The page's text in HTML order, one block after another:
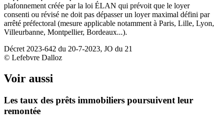
plafonnement créée par la loi ÉLAN qui prévoit que le loyer
consenti ou révisé ne doit pas dépasser un loyer maximal défini par
arrêté préfectoral (mesure applicable notamment à Paris, Lille, Lyon,
Villeurbanne, Montpellier, Bordeaux...).
Décret 2023-642 du 20-7-2023, JO du 21
© Lefebvre Dalloz
Voir aussi
Les taux des prêts immobiliers poursuivent leur
remontée